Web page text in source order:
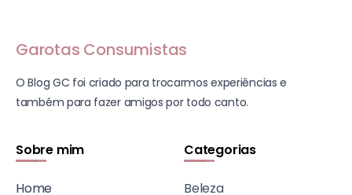
Garotas Consumistas
O Blog GC foi criado para trocarmos experiências e
também para fazer amigos por todo canto.
Sobre mim
Home
Categorias
Beleza